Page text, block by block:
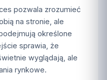
pozwala zrozumieć
na stronie, ale
określone
sprawia, że
wyglądają, ale
rynkowe.